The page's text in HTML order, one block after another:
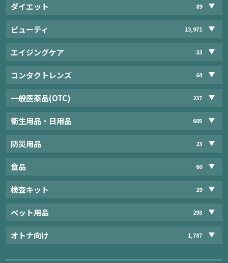
ダイエット 89
ビューティ 13,971
エイジングケア 33
コンタクトレンズ 64
一般医薬品(OTC) 237
衛生用品・日用品 605
防災用品 23
食品 60
検査キット 29
ペット用品 293
オトナ向け 1,787